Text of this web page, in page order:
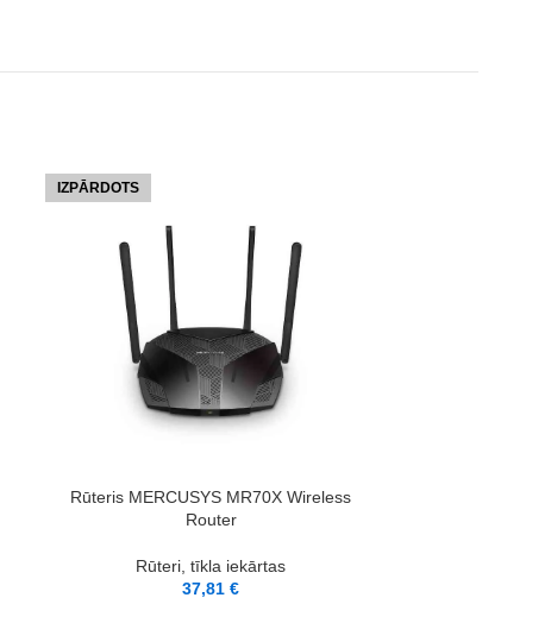
IZPĀRDOTS
LASĪT VAIRĀK
Rūteris MERCUSYS MR70X Wireless
Router
Rūteri, tīkla iekārtas
37,81 €